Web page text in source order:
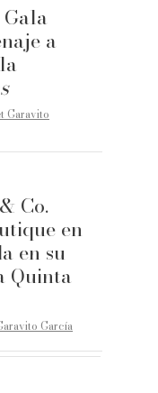
a
Garavito
Co.
en
en su
Quinta
García